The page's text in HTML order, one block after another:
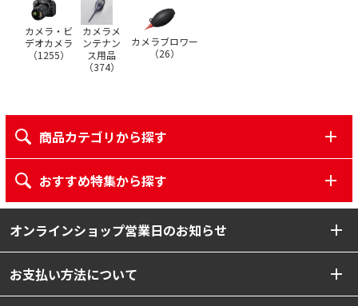
カメラ・ビ
デオカメラ
（1255）
カメラメ
ンテナン
ス用品
（374）
カメラブロワー
（26）
商品カテゴリから探す
おすすめ特集から探す
オンラインショップ営業日のお知らせ
お支払い方法について